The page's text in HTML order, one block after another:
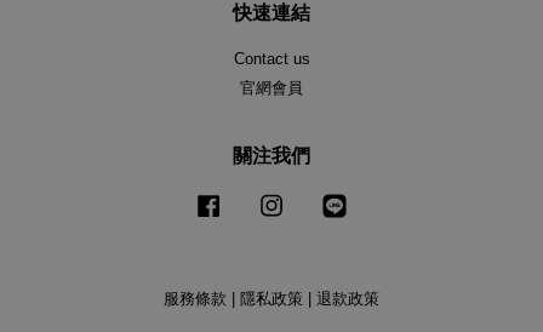
快速連結
Contact us
官網會員
關注我們
Facebook Instagram
服務條款 隱私政策 退款政策